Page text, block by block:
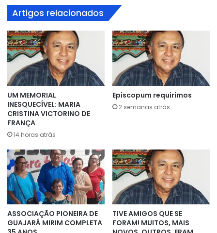
Artigos relacionados
UM MEMORIAL
INESQUECÍVEL: MARIA
CRISTINA VICTORINO DE
FRANÇA
14 horas atrás
Episcopum requirimos
2 semanas atrás
ASSOCIAÇÃO PIONEIRA DE
GUAJARÁ MIRIM COMPLETA
TIVE AMIGOS QUE SE
FORAM! MUITOS, MAIS